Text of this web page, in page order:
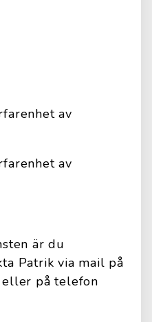
av
av
är du
Patrik via mail på
eller på telefon